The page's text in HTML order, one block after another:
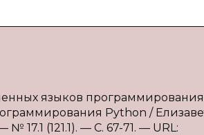
языков
Python /
(121.1). — С. 67-71. — URL: